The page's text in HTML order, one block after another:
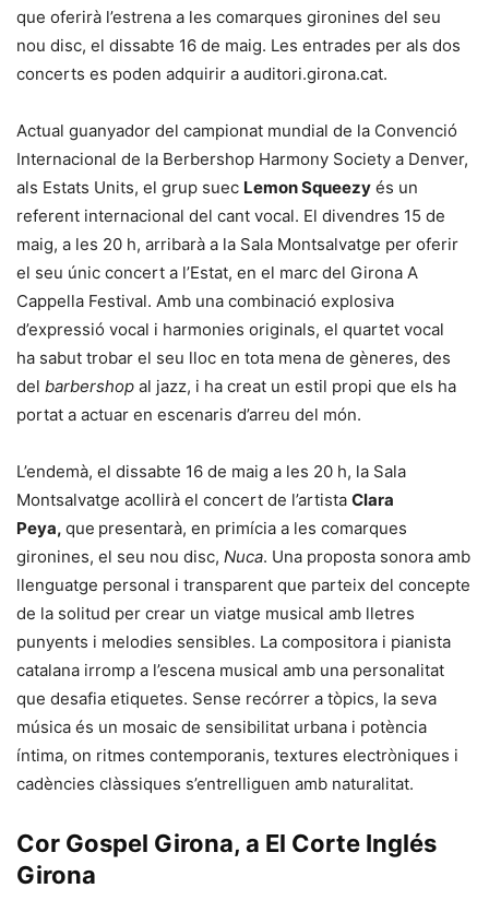
que oferirà l’estrena a les comarques gironines del seu
nou disc, el dissabte 16 de maig. Les entrades per als dos
concerts es poden adquirir a auditori.girona.cat.
Actual guanyador del campionat mundial de la Convenció
Internacional de la Berbershop Harmony Society a Denver,
als Estats Units, el grup suec Lemon Squeezy és un
referent internacional del cant vocal. El divendres 15 de
maig, a les 20 h, arribarà a la Sala Montsalvatge per oferir
el seu únic concert a l’Estat, en el marc del Girona A
Cappella Festival. Amb una combinació explosiva
d’expressió vocal i harmonies originals, el quartet vocal
ha sabut trobar el seu lloc en tota mena de gèneres, des
del barbershop al jazz, i ha creat un estil propi que els ha
portat a actuar en escenaris d’arreu del món.
L’endemà, el dissabte 16 de maig a les 20 h, la Sala
Montsalvatge acollirà el concert de l’artista Clara
Peya, que presentarà, en primícia a les comarques
gironines, el seu nou disc, Nuca. Una proposta sonora amb
llenguatge personal i transparent que parteix del concepte
de la solitud per crear un viatge musical amb lletres
punyents i melodies sensibles. La compositora i pianista
catalana irromp a l’escena musical amb una personalitat
que desafia etiquetes. Sense recórrer a tòpics, la seva
música és un mosaic de sensibilitat urbana i potència
íntima, on ritmes contemporanis, textures electròniques i
cadències clàssiques s’entrelliguen amb naturalitat.
Cor Gospel Girona, a El Corte Inglés
Girona